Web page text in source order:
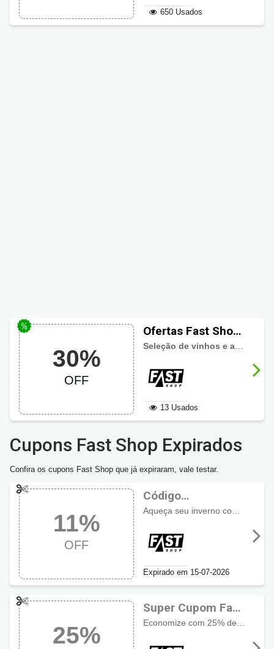
650 Usados
30%
OFF
Ofertas Fast Shop
em vinhos até 30%
13 Usados
Cupons Fast Shop Expirados
Confira os cupons Fast Shop que já expiraram, vale testar.
11%
OFF
Código
promocional Fast
OFF
Expirado em 15-07-2026
25%
Super Cupom Fast
Shop com 25%